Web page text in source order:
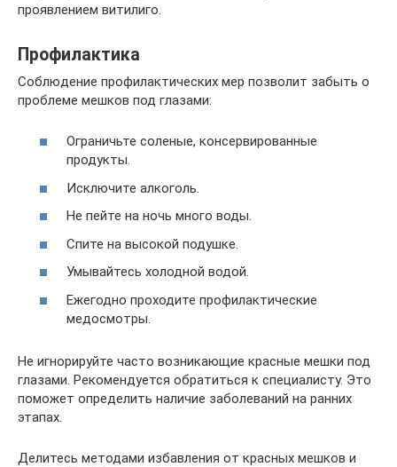
проявлением витилиго.
Профилактика
Соблюдение профилактических мер позволит забыть о
проблеме мешков под глазами:
Ограничьте соленые, консервированные
продукты.
Исключите алкоголь.
Не пейте на ночь много воды.
Спите на высокой подушке.
Умывайтесь холодной водой.
Ежегодно проходите профилактические
медосмотры.
Не игнорируйте часто возникающие красные мешки под
глазами. Рекомендуется обратиться к специалисту. Это
поможет определить наличие заболеваний на ранних
этапах.
Делитесь методами избавления от красных мешков и